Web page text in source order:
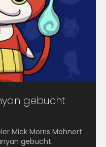
gebucht
Mick Morris Mehnert
gebucht.